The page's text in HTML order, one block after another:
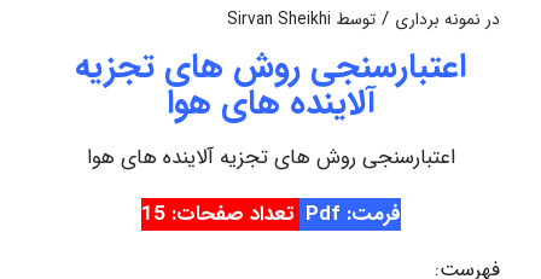
در نمونه برداری / توسط Sirvan Sheikhi
اعتبارسنجی روش های تجزیه
آلاینده های هوا
اعتبارسنجی روش های تجزیه آلاینده های هوا
فرمت: Pdf
تعداد صفحات: 15
فهرست: